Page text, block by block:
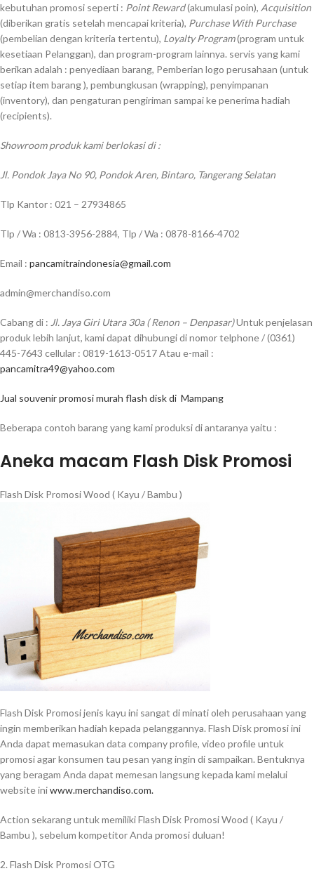
kebutuhan promosi seperti : Point Reward(akumulasi poin), Acquisition
(diberikan gratis setelah mencapai kriteria), Purchase With Purchase
(pembelian dengan kriteria tertentu), Loyalty Program(program untuk
kesetiaan Pelanggan), dan program-program lainnya. servis yang kami
berikan adalah : penyediaan barang, Pemberian logo perusahaan (untuk
setiap item barang ), pembungkusan (wrapping), penyimpanan
(inventory), dan pengaturan pengiriman sampai ke penerima hadiah
(recipients).
Showroom produk kami berlokasi di :
Jl. Pondok Jaya No 90, Pondok Aren, Bintaro, Tangerang Selatan
Tlp Kantor : 021 – 27934865
Tlp / Wa : 0813-3956-2884, Tlp / Wa : 0878-8166-4702
Email : pancamitraindonesia@gmail.com
admin@merchandiso.com
Cabang di : Jl. Jaya Giri Utara 30a ( Renon – Denpasar)Untuk penjelasan
produk lebih lanjut, kami dapat dihubungi di nomor telphone / (0361)
445-7643 cellular : 0819-1613-0517 Atau e-mail :
pancamitra49@yahoo.com
Jual souvenir promosi murah flash disk di Mampang
Beberapa contoh barang yang kami produksi di antaranya yaitu :
Aneka macam Flash Disk Promosi
Flash Disk Promosi Wood ( Kayu / Bambu )
Flash Disk Promosi jenis kayu ini sangat di minati oleh perusahaan yang
ingin memberikan hadiah kepada pelanggannya. Flash Disk promosi ini
Anda dapat memasukan data company profile, video profile untuk
promosi agar konsumen tau pesan yang ingin di sampaikan. Bentuknya
yang beragam Anda dapat memesan langsung kepada kami melalui
website iniwww.merchandiso.com.
Action sekarang untuk memiliki Flash Disk Promosi Wood ( Kayu /
Bambu ), sebelum kompetitor Anda promosi duluan!
2. Flash Disk Promosi OTG